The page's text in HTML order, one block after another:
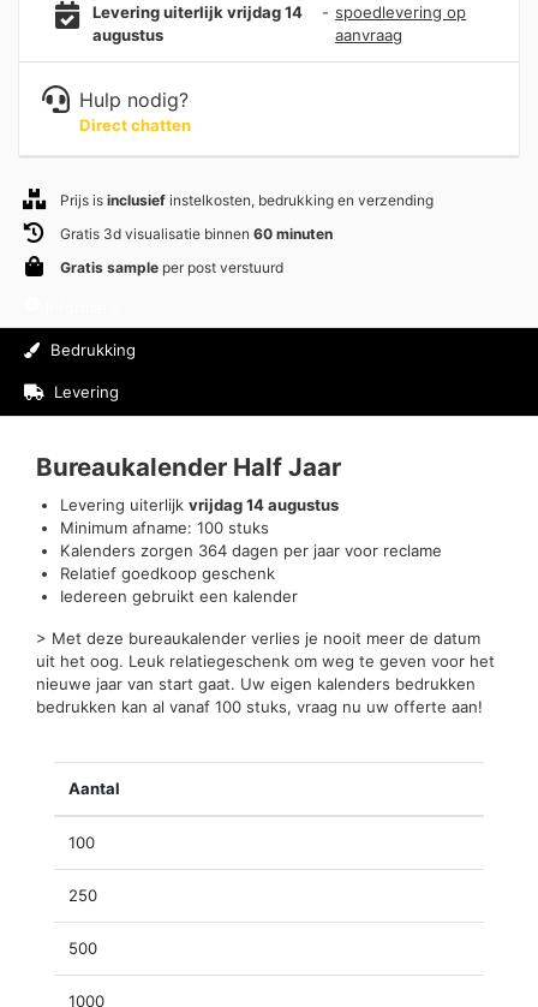
Levering uiterlijk vrijdag 14
augustus
- spoedlevering op
aanvraag
Hulp nodig?
Direct chatten
Prijs is inclusief instelkosten, bedrukking en verzending
Gratis 3d visualisatie binnen 60 minuten
Gratis sample per post verstuurd
Bedrukking
Levering
Bureaukalender Half Jaar
Levering uiterlijk vrijdag 14 augustus
Minimum afname: 100 stuks
Kalenders zorgen 364 dagen per jaar voor reclame
Relatief goedkoop geschenk
Iedereen gebruikt een kalender
> Met deze bureaukalender verlies je nooit meer de datum
uit het oog. Leuk relatiegeschenk om weg te geven voor het
nieuwe jaar van start gaat. Uw eigen kalenders bedrukken
bedrukken kan al vanaf 100 stuks, vraag nu uw offerte aan!
Aantal
100
250
500
1000